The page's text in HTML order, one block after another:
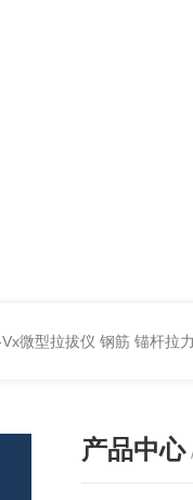
Vx微型拉拔仪 钢筋 锚杆拉
产品中心